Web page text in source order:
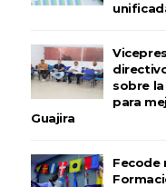
sobre
para
Guajira
Fecode